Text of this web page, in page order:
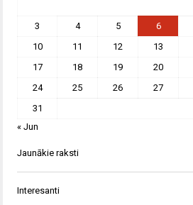
3
4 5 6
10
11 12 13
17
18 19 20
24
25 26 27
31
« Jun
Jaunākie raksti
Interesanti